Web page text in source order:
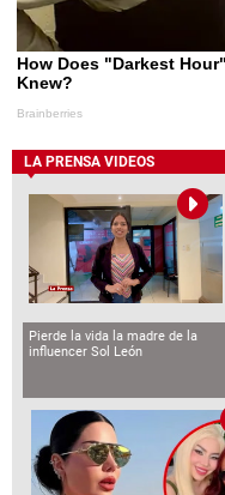
LA PRENSA VIDEOS
Pierde la vida la madre de la
influencer Sol León